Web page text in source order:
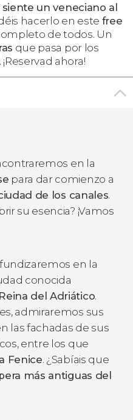
un veneciano al
hacerlo en este free
de todos. Un
que pasa por los
ahora!
en la
para dar comienzo a
de los canales.
su esencia? ¡Vamos
en la
conocida
del Adriático.
admiraremos sus
las fachadas de sus
entre los que
Fenice. ¿Sabíais que
más antiguas del